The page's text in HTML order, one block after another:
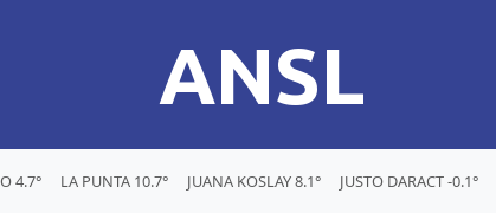
ANSL
4.7° LA PUNTA 10.7° JUANA KOSLAY 8.1° JUSTO DARACT -0.1°